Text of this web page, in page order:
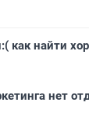
как найти
нет